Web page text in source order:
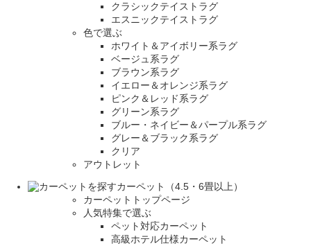
クラシックテイストラグ
エスニックテイストラグ
色で選ぶ
ホワイト＆アイボリー系ラグ
ベージュ系ラグ
ブラウン系ラグ
イエロー＆オレンジ系ラグ
ピンク＆レッド系ラグ
グリーン系ラグ
ブルー・ネイビー＆パープル系ラグ
グレー＆ブラック系ラグ
クリア
アウトレット
カーペット（4.5・6畳以上）
カーペットトップページ
人気特集で選ぶ
ペット対応カーペット
高級ホテル仕様カーペット